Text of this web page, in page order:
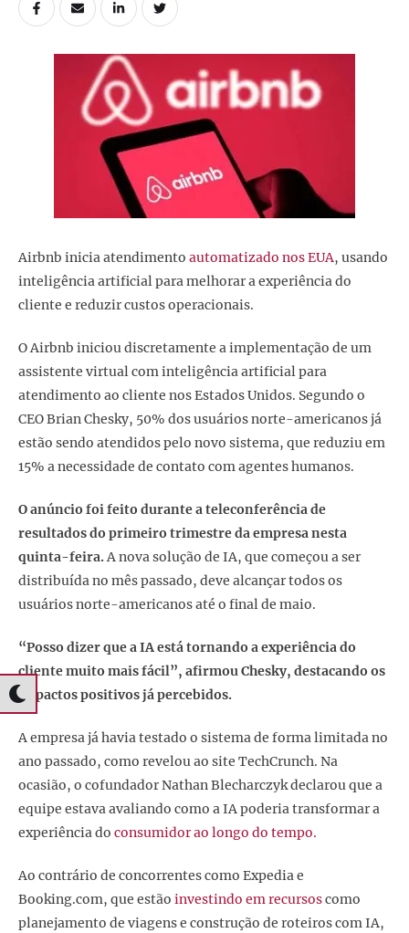
Airbnb inicia atendimento automatizado nos EUA, usando
inteligência artificial para melhorar a experiência do
cliente e reduzir custos operacionais.
O Airbnb iniciou discretamente a implementação de um
assistente virtual com inteligência artificial para
atendimento ao cliente nos Estados Unidos. Segundo o
CEO Brian Chesky, 50% dos usuários norte-americanos já
estão sendo atendidos pelo novo sistema, que reduziu em
15% a necessidade de contato com agentes humanos.
O anúncio foi feito durante a teleconferência de
resultados do primeiro trimestre da empresa nesta
quinta-feira.A nova solução de IA, que começou a ser
distribuída no mês passado, deve alcançar todos os
usuários norte-americanos até o final de maio.
“Posso dizer que a IA está tornando a experiência do
cliente muito mais fácil”, afirmou Chesky, destacando os
impactos positivos já percebidos.
A empresa já havia testado o sistema de forma limitada no
ano passado, como revelou ao site TechCrunch. Na
ocasião, o cofundador Nathan Blecharczyk declarou que a
equipe estava avaliando como a IA poderia transformar a
experiência do consumidor ao longo do tempo.
Ao contrário de concorrentes como Expedia e
Booking.com, que estão investindo em recursoscomo
planejamento de viagens e construção de roteiros com IA,